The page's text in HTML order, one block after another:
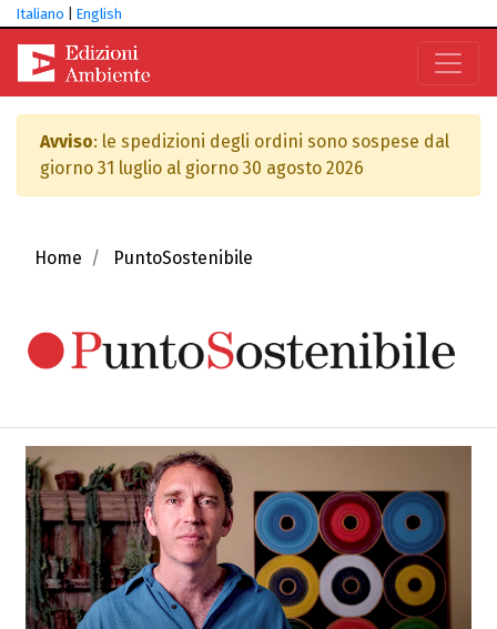
Italiano English
Avviso: le spedizioni degli ordini sono sospese dal
giorno 31 luglio al giorno 30 agosto 2026
Home PuntoSostenibile